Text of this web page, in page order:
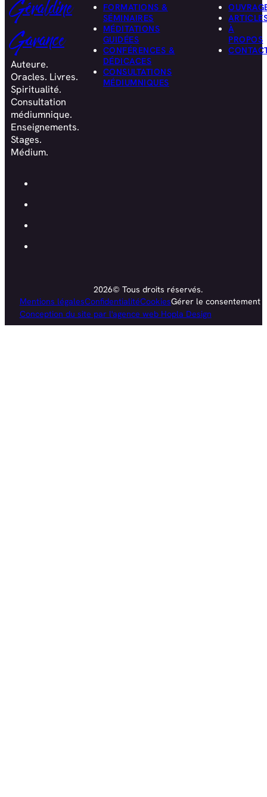
Géraldine
Garance
Auteure.
Oracles. Livres.
Spiritualité.
Consultation
médiumnique.
Enseignements.
Stages.
Médium.
FORMATIONS &
SÉMINAIRES
MÉDITATIONS
GUIDÉES
CONFÉRENCES &
DÉDICACES
CONSULTATIONS
MÉDIUMNIQUES
À
PROPOS
2026© Tous droits réservés.
Mentions légalesConfidentialitéCookiesGérer le consentement
Conception du site par l'agence web Hopla Design